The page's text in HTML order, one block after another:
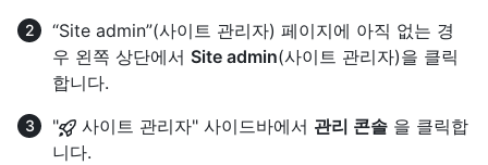
“Site admin”(사이트 관리자) 페이지에 아직 없는 경
우 왼쪽 상단에서 Site admin(사이트 관리자)을 클릭
합니다.
"
사이트 관리자" 사이드바에서 관리 콘솔 을 클릭합
니다.